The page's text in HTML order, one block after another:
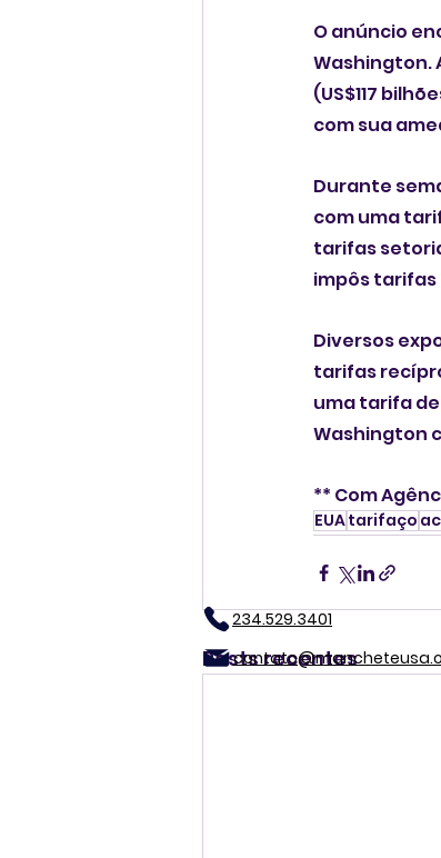
O anúncio
Washington.
(US$117
com sua
Durante
com uma
tarifas
impôs tarifas
Diversos
tarifas
uma tarifa
Washington
** Com
EUAtarifaço
Posts recentes
234.529.3401